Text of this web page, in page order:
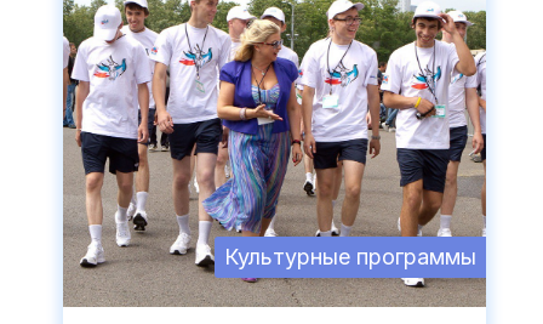
Культурные программы